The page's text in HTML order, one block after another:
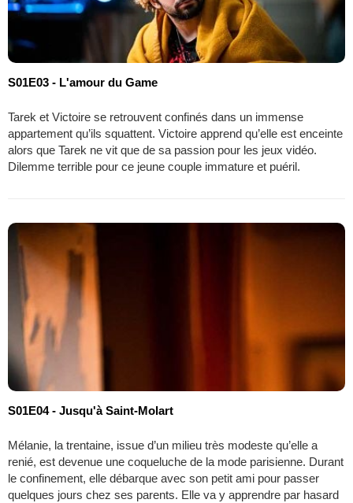
S01E03 - L'amour du Game
Tarek et Victoire se retrouvent confinés dans un immense
appartement qu’ils squattent. Victoire apprend qu’elle est enceinte
alors que Tarek ne vit que de sa passion pour les jeux vidéo.
Dilemme terrible pour ce jeune couple immature et puéril.
S01E04 - Jusqu'à Saint-Molart
Mélanie, la trentaine, issue d’un milieu très modeste qu’elle a
renié, est devenue une coqueluche de la mode parisienne. Durant
le confinement, elle débarque avec son petit ami pour passer
quelques jours chez ses parents. Elle va y apprendre par hasard